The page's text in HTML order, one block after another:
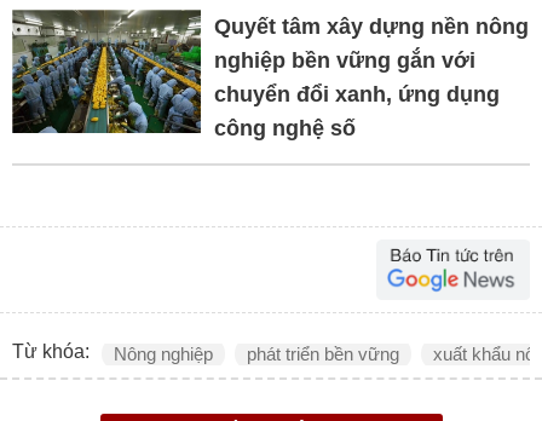
Quyết tâm xây dựng nền nông
nghiệp bền vững gắn với
chuyển đổi xanh, ứng dụng
công nghệ số
Từ khóa: Nông nghiệp phát triển bền vững xuất khẩu